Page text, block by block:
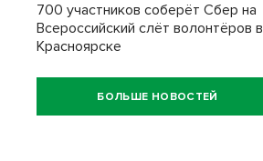
700 участников соберёт Сбер на
Всероссийский слёт волонтёров в
Красноярске
БОЛЬШЕ НОВОСТЕЙ